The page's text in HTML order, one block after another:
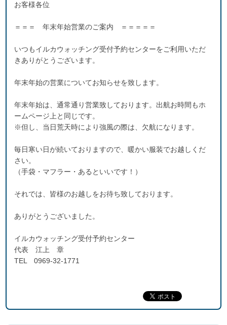
お客様各位
＝＝＝ 年末年始営業のご案内 ＝＝＝＝＝
いつもイルカウォッチング受付予約センターをご利用いただ
きありがとうございます。
年末年始の営業についてお知らせを致します。
年末年始は、通常通り営業致しております。出航お時間もホ
ームページ上と同じです。
※但し、当日荒天時により強風の際は、欠航になります。
毎日寒い日が続いておりますので、暖かい服装でお越しくだ
さい。
（手袋・マフラー・あるといいです！）
それでは、皆様のお越しをお待ち致しております。
ありがとうございました。
イルカウォッチング受付予約センター
代表 江上 章
TEL 0969-32-1771